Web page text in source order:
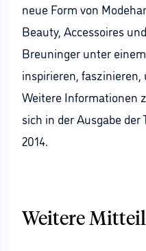
neue Form von
Beauty, Accessoires
Breuninger unter
inspirieren,
Weitere Informationen
sich in der Ausgabe
2014.
Weitere